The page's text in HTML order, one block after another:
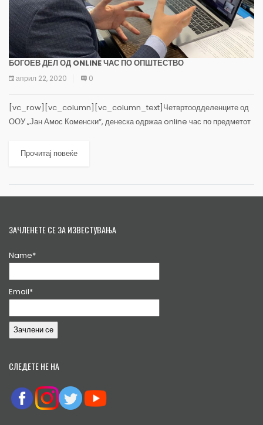
БОГОЕВ ДЕЛ ОД ONLINE ЧАС ПО ОПШТЕСТВО
април 22, 2020 0
[vc_row][vc_column][vc_column_text]Четвртоодделенците од
ООУ „Јан Амос Коменски“, денеска одржаа online час по предметот
Карпош, Стефан Богоев. (more…)
Прочитај повеќе
ЗАЧЛЕНЕТЕ СЕ ЗА ИЗВЕСТУВАЊА
Name*
Email*
СЛЕДЕТЕ НЕ НА